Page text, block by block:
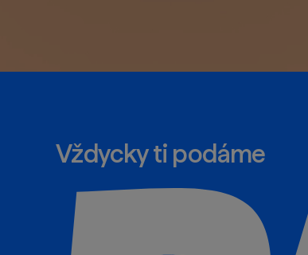
Vždycky ti podáme